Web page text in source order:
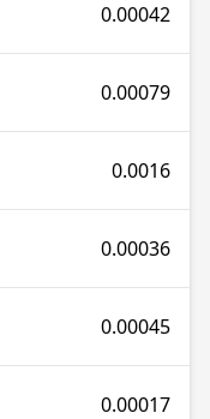
0.00042
0.00079
0.0016
0.00036
0.00045
0.00017